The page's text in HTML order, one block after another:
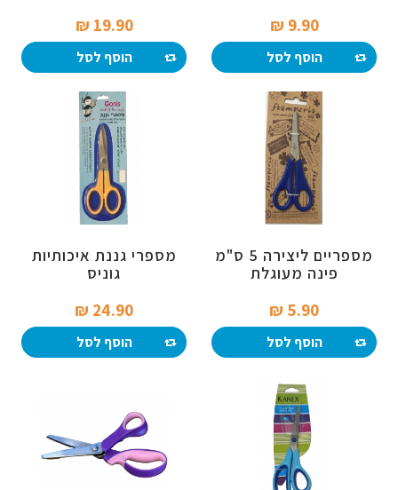
9.90 ₪‎
הוסף לסל
19.90 ₪‎
הוסף לסל
מספריים ליצירה 5 ס"מ
פינה מעוגלת
5.90 ₪‎
הוסף לסל
מספרי גננת איכותיות
גוניס
24.90 ₪‎
הוסף לסל